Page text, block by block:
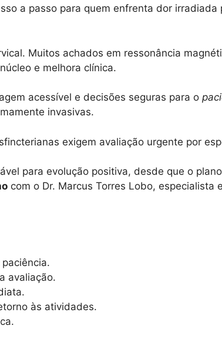
a passo para quem enfrenta dor
Muitos achados em ressonância
e melhora clínica.
acessível e decisões seguras para o
invasivas.
exigem avaliação urgente por
para evolução positiva, desde que o
com o Dr. Marcus Torres Lobo, especialista
avaliação.
às atividades.